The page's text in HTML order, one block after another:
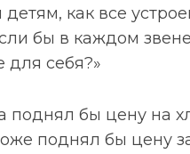
как все
бы в каждом
себя?»
поднял бы цену на
поднял бы цену